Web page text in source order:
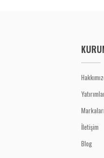
İletişim
Blog